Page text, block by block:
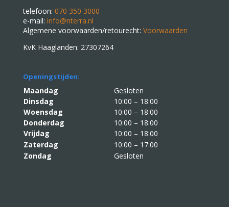
telefoon: 070 350 3000
e-mail: info@nterra.nl
Algemene voorwaarden/retourecht: Voorwaarden
KvK Haaglanden: 27307264
Openingstijden:
Maandag
Gesloten
Dinsdag
10:00 – 18:00
Woensdag
10:00 – 18:00
Donderdag
10:00 – 18:00
Vrijdag
10:00 – 18:00
Zaterdag
10:00 – 17:00
Zondag
Gesloten